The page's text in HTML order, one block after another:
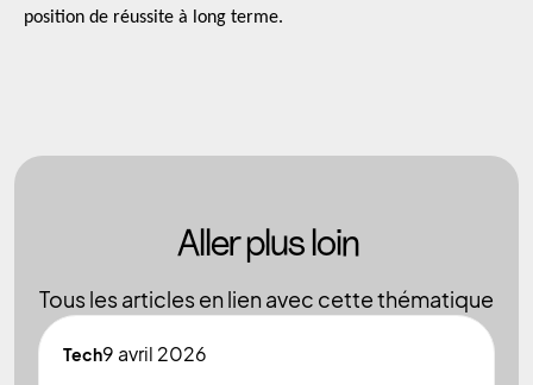
position de réussite à long terme.
Aller plus loin
Tous les articles en lien avec cette thématique
Tech9 avril 2026